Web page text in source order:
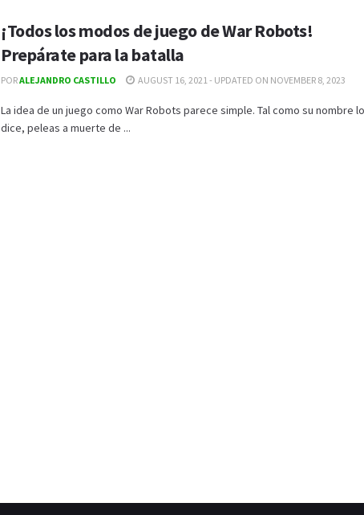
¡Todos los modos de juego de War Robots!
Prepárate para la batalla
PORALEJANDRO CASTILLO AUGUST 16, 2021 - UPDATED ON NOVEMBER 8, 2023
La idea de un juego como War Robots parece simple. Tal como su nombre lo
dice, peleas a muerte de ...